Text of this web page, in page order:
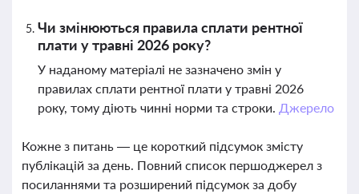
Чи змінюються правила сплати рентної
плати у травні 2026 року?
У наданому матеріалі не зазначено змін у
правилах сплати рентної плати у травні 2026
року, тому діють чинні норми та строки. Джерело
Кожне з питань — це короткий підсумок змісту
публікацій за день. Повний список першоджерел з
посиланнями та розширений підсумок за добу